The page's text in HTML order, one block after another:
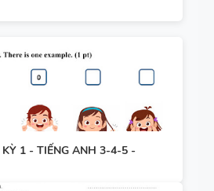
1 - TIẾNG ANH 3-4-5 -